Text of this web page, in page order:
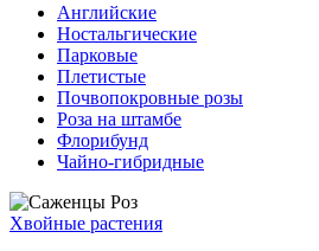
Английские
Ностальгические
Парковые
Плетистые
Почвопокровные розы
Роза на штамбе
Флорибунд
Чайно-гибридные
Хвойные растения